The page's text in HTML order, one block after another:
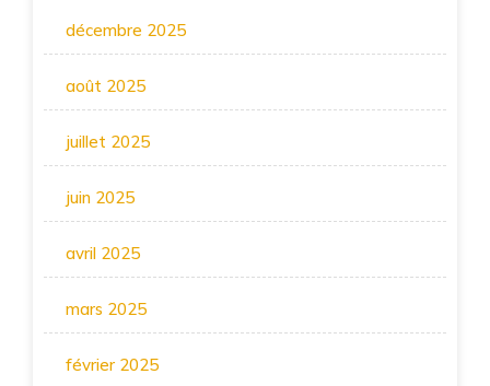
décembre 2025
août 2025
juillet 2025
juin 2025
avril 2025
mars 2025
février 2025